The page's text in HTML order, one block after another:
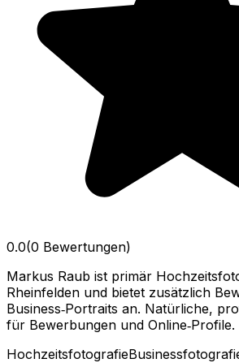
0.0(0 Bewertungen)
Markus Raub ist primär
Rheinfelden und bietet zusätzlich
Business‑Portraits an. Natürliche,
für Bewerbungen und Online‑Profile.
Hochzeitsfotografie